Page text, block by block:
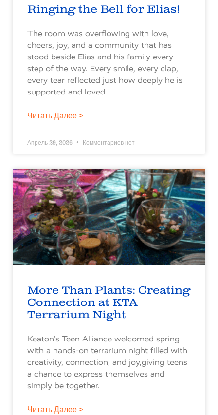
Ringing the Bell for Elias!
The room was overflowing with love,
cheers, joy, and a community that has
stood beside Elias and his family every
step of the way. Every smile, every clap,
every tear reflected just how deeply he is
supported and loved.
Читать Далее >
Апрель 29, 2026 Комментариев нет
More Than Plants: Creating
Connection at KTA
Terrarium Night
Keaton’s Teen Alliance welcomed spring
with a hands-on terrarium night filled with
creativity, connection, and joy,giving teens
a chance to express themselves and
simply be together.
Читать Далее >